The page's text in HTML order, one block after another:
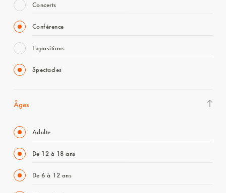
Concerts
Conférence
Expositions
Spectacles
Âges
Adulte
De 12 à 18 ans
De 6 à 12 ans